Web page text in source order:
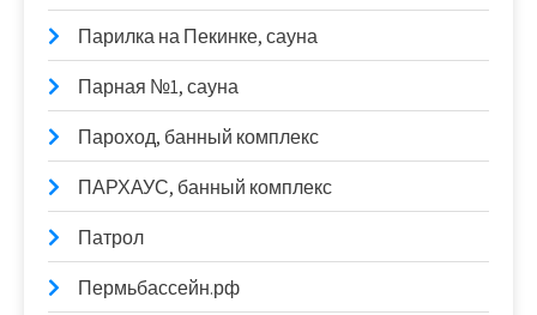
Парилка на Пекинке, сауна
Парная №1, сауна
Пароход, банный комплекс
ПАРХАУС, банный комплекс
Патрол
Пермьбассейн.рф